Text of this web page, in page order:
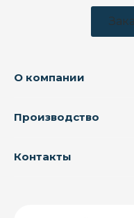
О компании
Производство
Контакты